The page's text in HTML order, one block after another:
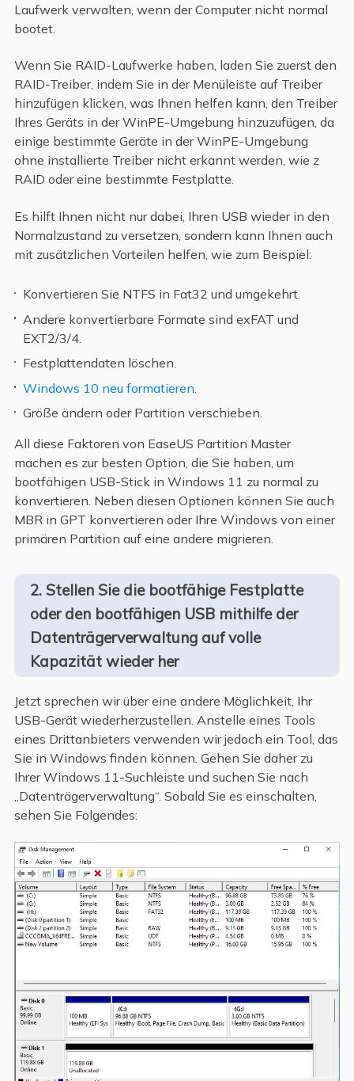
Laufwerk verwalten, wenn der Computer nicht normal
bootet.
Wenn Sie RAID-Laufwerke haben, laden Sie zuerst den
RAID-Treiber, indem Sie in der Menüleiste auf Treiber
hinzufügen klicken, was Ihnen helfen kann, den Treiber
Ihres Geräts in der WinPE-Umgebung hinzuzufügen, da
einige bestimmte Geräte in der WinPE-Umgebung
ohne installierte Treiber nicht erkannt werden, wie z
RAID oder eine bestimmte Festplatte.
Es hilft Ihnen nicht nur dabei, Ihren USB wieder in den
Normalzustand zu versetzen, sondern kann Ihnen auch
mit zusätzlichen Vorteilen helfen, wie zum Beispiel:
Konvertieren Sie NTFS in Fat32 und umgekehrt.
Andere konvertierbare Formate sind exFAT und
EXT2/3/4.
Festplattendaten löschen.
Windows 10 neu formatieren
Größe ändern oder Partition verschieben.
All diese Faktoren von EaseUS Partition Master
machen es zur besten Option, die Sie haben, um
bootfähigen USB-Stick in Windows 11 zu normal zu
konvertieren. Neben diesen Optionen können Sie auch
MBR in GPT konvertieren oder Ihre Windows von einer
primären Partition auf eine andere migrieren.
2. Stellen Sie die bootfähige Festplatte
oder den bootfähigen USB mithilfe der
Datenträgerverwaltung auf volle
Kapazität wieder her
Jetzt sprechen wir über eine andere Möglichkeit, Ihr
USB-Gerät wiederherzustellen. Anstelle eines Tools
eines Drittanbieters verwenden wir jedoch ein Tool, das
Sie in Windows finden können. Gehen Sie daher zu
Ihrer Windows 11-Suchleiste und suchen Sie nach
„Datenträgerverwaltung“. Sobald Sie es einschalten,
sehen Sie Folgendes: